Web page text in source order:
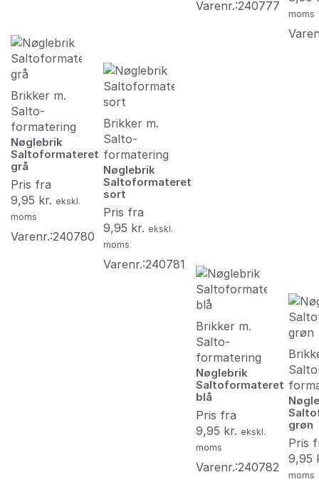
Varenr.:240777
moms
Brikker m.
Salto-
formatering
Nøglebrik
Saltoformateret
grå
Pris fra
9,95 kr. ekskl.
moms
Varenr.:240780
Brikker m.
Salto-
formatering
Nøglebrik
Saltoformateret
sort
Pris fra
9,95 kr. ekskl.
moms
Varenr.:240781
Brikker m.
Salto-
formatering
Nøglebrik
Saltoformateret
blå
Pris fra
9,95 kr. ekskl.
moms
Varenr.:240782
grøn
Pris
9,95
moms